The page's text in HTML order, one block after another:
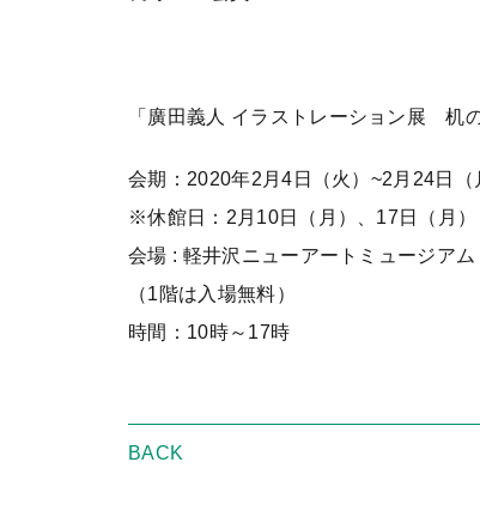
「廣田義人 イラストレーション展 机の
会期：2020年2月4日（火）~2月24日（
※休館日：2月10日（月）、17日（月）
会場 : 軽井沢ニューアートミュージア
（1階は入場無料）
時間：10時～17時
BACK